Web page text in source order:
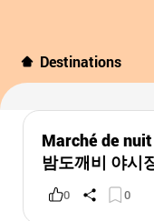
Destinations
Marché de
밤도깨비 야시
0 0